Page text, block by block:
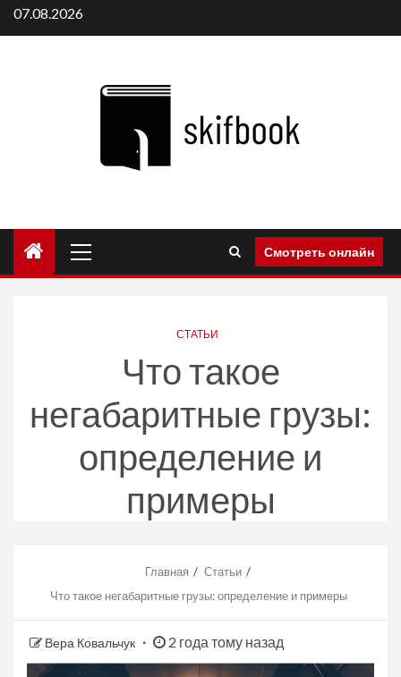
Перейти
к
07.08.2026
меню
Смотреть онлайн
СТАТЬИ
Что такое
негабаритные грузы:
определение и
примеры
Главная
Статьи
Что такое негабаритные грузы: определение и примеры
Вера Ковальчук 2 года тому назад